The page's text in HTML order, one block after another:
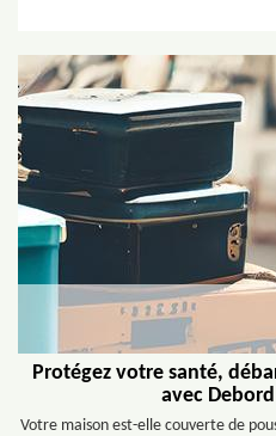
Protégez votre santé,
avec
Votre maison est-elle couverte de